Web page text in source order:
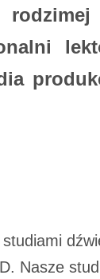
Nasze
jest
Prywatności
S.A. na
S.A. mogą
usług.